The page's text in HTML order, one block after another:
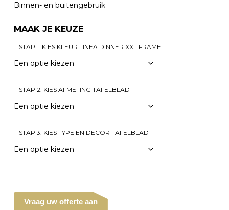
Binnen- en buitengebruik
MAAK JE KEUZE
STAP 1: KIES KLEUR LINEA DINNER XXL FRAME
STAP 2: KIES AFMETING TAFELBLAD
STAP 3: KIES TYPE EN DECOR TAFELBLAD
Vraag uw offerte aan